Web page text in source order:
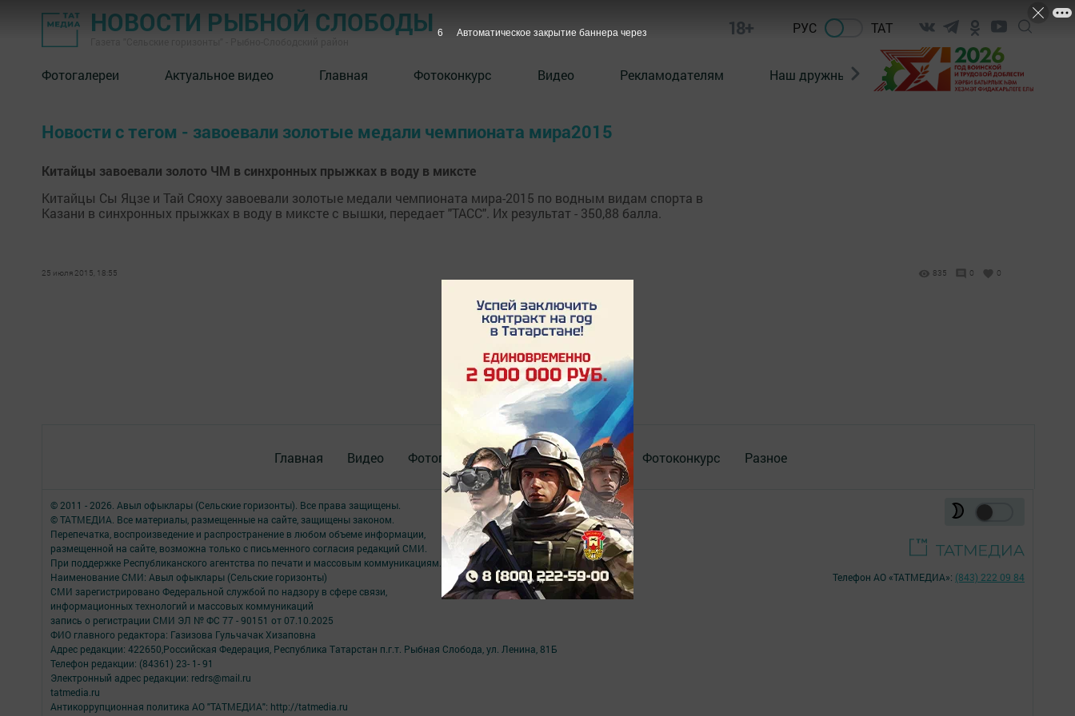
НОВОСТИ РЫБНОЙ СЛОБОДЫ 18+ РУС ТАТ
Фотогалереи Актуальное видео Главная Фотоконкурс Видео Рекламодателям Наш дружный коллектив Документы
Новости с тегом - завоевали золотые медали чемпионата мира2015
Китайцы завоевали золото ЧМ в синхронных прыжках в воду в миксте
Китайцы Сы Яцзе и Тай Сяоху завоевали золотые медали чемпионата мира-2015 по водным видам спорта в
Казани в синхронных прыжках в воду в миксте с вышки, передает "ТАСС". Их результат - 350,88 балла.
25 июля 2015, 18:55 835 0 0
Главная Видео Фотогалереи Актуальное видео Фотоконкурс Разное
© 2011 - 2026. Авыл офыклары (Сельские горизонты). Все права защищены.
© ТАТМЕДИА. Все материалы, размещенные на сайте, защищены законом.
Перепечатка, воспроизведение и распространение в любом объеме информации,
размещенной на сайте, возможна только с письменного согласия редакций СМИ.
При поддержке Республиканского агентства по печати и массовым коммуникациям.
Наименование СМИ: Авыл офыклары (Сельские горизонты)
СМИ зарегистрировано Федеральной службой по надзору в сфере связи,
информационных технологий и массовых коммуникаций
запись о регистрации СМИ ЭЛ № ФС 77 - 90151 от 07.10.2025
ФИО главного редактора: Газизова Гульчачак Хизаповна
Адрес редакции: 422650,Российская Федерация, Республика Татарстан п.г.т. Рыбная Слобода, ул. Ленина, 81Б
Телефон редакции: (84361) 23- 1- 91
Электронный адрес редакции: redrs@mail.ru
tatmedia.ru
Антикоррупционная политика АО "ТАТМЕДИА": http://tatmedia.ru
Телефон АО «ТАТМЕДИА»: (843) 222 09 84
6 Автоматическое закрытие баннера через